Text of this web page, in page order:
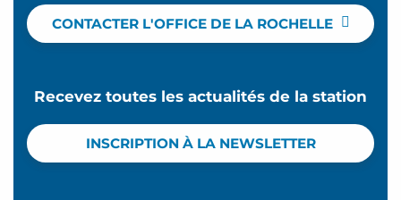
CONTACTER L'OFFICE DE LA ROCHELLE
Recevez toutes les actualités de la station
INSCRIPTION À LA NEWSLETTER